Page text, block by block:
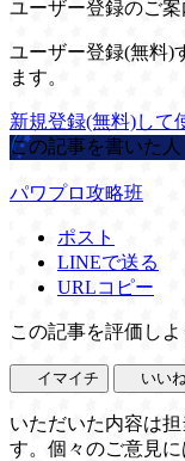
ユーザー登録のご案
ユーザー登録(無料)
ます。
新規登録(無料)して
この記事を書いた人
パワプロ攻略班
ポスト
LINEで送る
URLコピー
この記事を評価しよ
イマイチ いいね
いただいた内容は
す。個々のご意見